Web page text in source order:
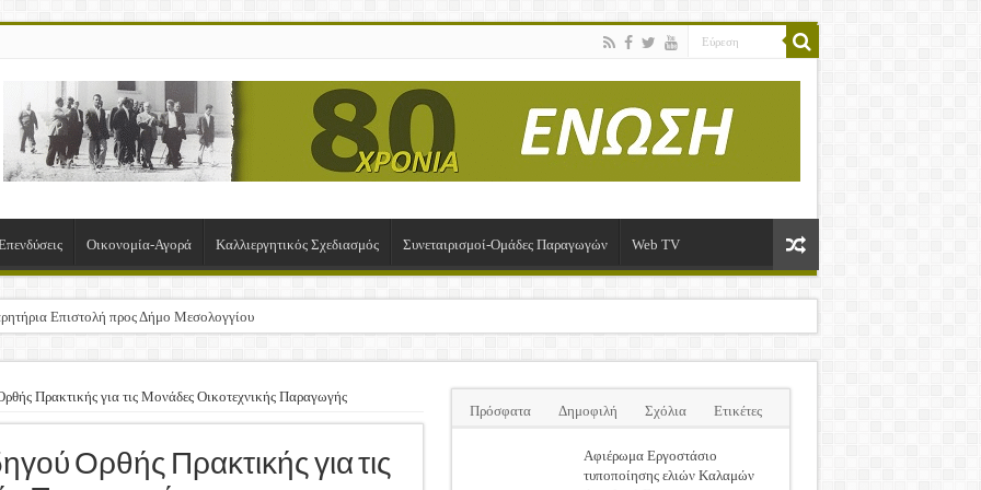
Οικονομία-Αγορά Καλλιεργητικός Σχεδιασμός Συνεταιρισμοί-Ομάδες Παραγωγών Web TV
Επιστολή προς Δήμο Μεσολογγίου
της Πρόσκλησης Σχεδίων Βελτίωσης
Πρακτικής για τις Μονάδες Οικοτεχνικής Παραγωγής
Ορθής Πρακτικής για τις
Πρόσφατα Δημοφιλή Σχόλια Ετικέτες
Αφιέρωμα Εργοστάσιο
τυποποίησης ελιών Καλαμών